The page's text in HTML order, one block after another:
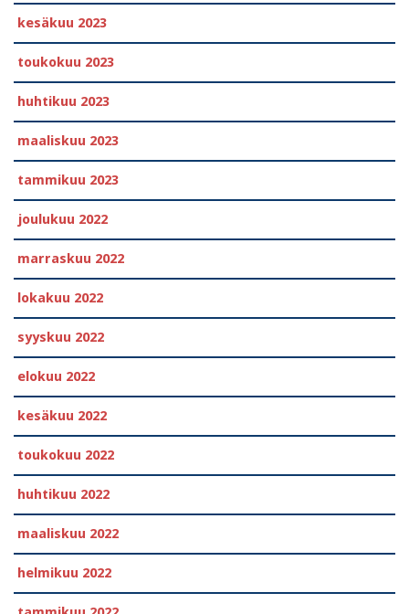
kesäkuu 2023
toukokuu 2023
huhtikuu 2023
maaliskuu 2023
tammikuu 2023
joulukuu 2022
marraskuu 2022
lokakuu 2022
syyskuu 2022
elokuu 2022
kesäkuu 2022
toukokuu 2022
huhtikuu 2022
maaliskuu 2022
helmikuu 2022